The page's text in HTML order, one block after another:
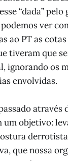
“dada” pelo
ver
ao PT as
tiveram que
ignorando os
envolvidas.
através
um objetivo:
que nossa